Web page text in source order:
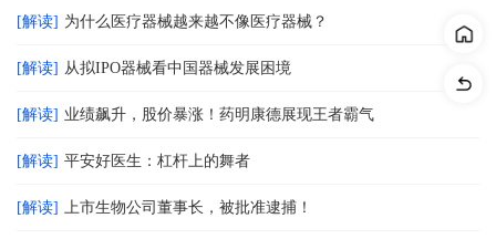
[解读] 为什么医疗器械越来越不像医疗器械？
[解读] 从拟IPO器械看中国器械发展困境
[解读] 业绩飙升，股价暴涨！药明康德展现王者霸气
[解读] 平安好医生：杠杆上的舞者
[解读] 上市生物公司董事长，被批准逮捕！